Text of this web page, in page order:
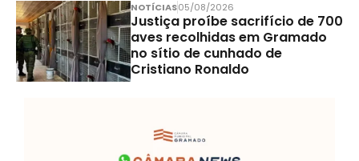
NOTÍCIAS05/08/2026
Justiça proíbe sacrifício de 700
aves recolhidas em Gramado
no sítio de cunhado de
Cristiano Ronaldo